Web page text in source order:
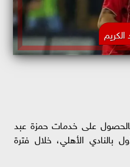
على خدمات حمزة عبد
بالنادي الأهلي، خلال فترة